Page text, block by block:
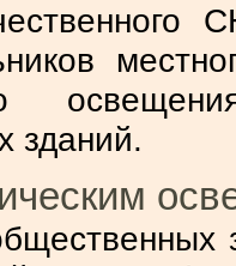
зданий.